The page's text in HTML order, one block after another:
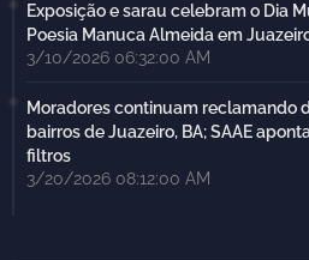
Exposição e sarau celebram o Dia
Poesia Manuca Almeida em
3/10/2026 06:32:00 AM
Moradores continuam reclamando
bairros de Juazeiro, BA; SAAE
filtros
3/20/2026 08:12:00 AM